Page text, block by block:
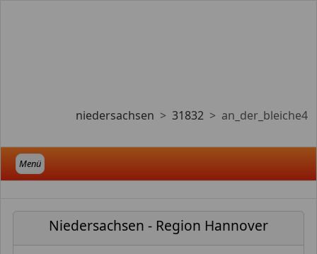
niedersachsen 31832 an_der_bleiche4
Menü
Niedersachsen - Region Hannover